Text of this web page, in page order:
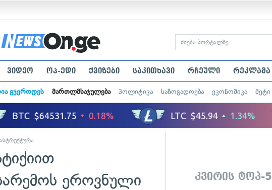
ვიდეო ოპ-ედი ქვიზები საკითხავი რჩეული რეკლამა
გჯეროდეს მართლმსაჯულება პოლიტიკა საზოგადოება ეკონომიკა მეტი
ეროვნული
კვირის ტოპ-5